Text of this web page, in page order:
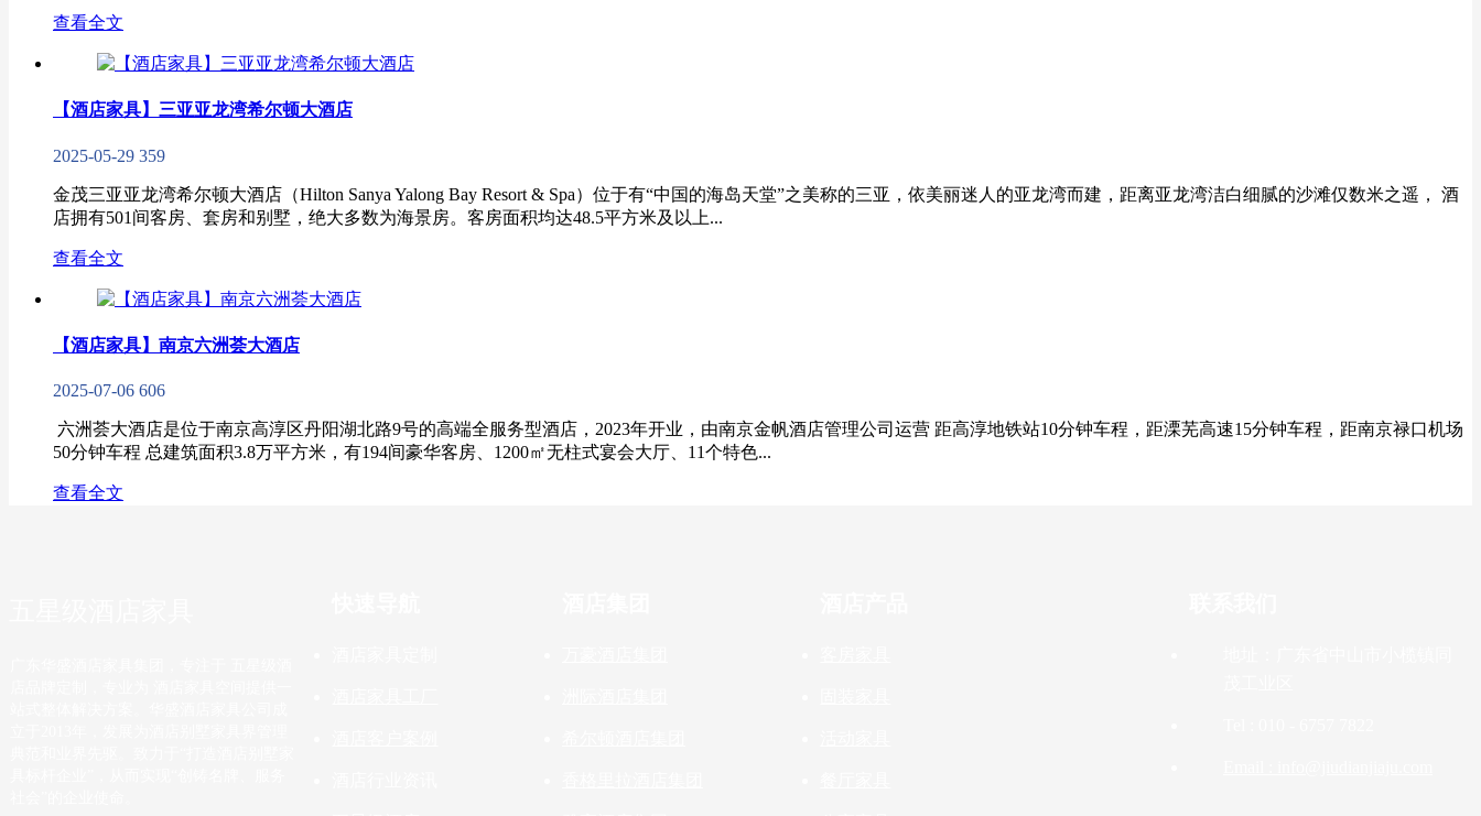
查看全文
【酒店家具】三亚亚龙湾希尔顿大酒店
2025-05-29 359
金茂三亚亚龙湾希尔顿大酒店（Hilton Sanya Yalong Bay Resort & Spa）位于有“中国的海岛天堂”之美称的三亚，依美丽迷人的亚龙湾而建，距离亚龙湾洁白细腻的沙滩仅数米之遥， 酒
店拥有501间客房、套房和别墅，绝大多数为海景房。客房面积均达48.5平方米及以上...
查看全文
【酒店家具】南京六洲荟大酒店
2025-07-06 606
​​ 六洲荟大酒店是位于南京高淳区丹阳湖北路9号的高端全服务型酒店，2023年开业，由南京金帆酒店管理公司运营 距高淳地铁站10分钟车程，距溧芜高速15分钟车程，距南京禄口机场
50分钟车程 总建筑面积3.8万平方米，有194间豪华客房、1200㎡无柱式宴会大厅、11个特色...
查看全文